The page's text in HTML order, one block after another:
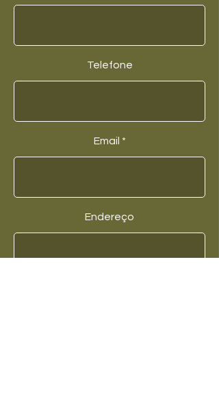
Telefone
Email
Endereço